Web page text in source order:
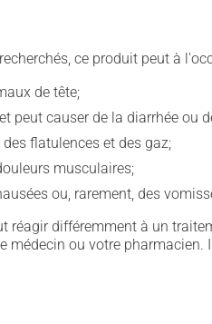
ce produit peut à
de tête;
peut causer de la diarrhée ou
flatulences et des gaz;
musculaires;
ou, rarement, des
réagir différemment à un
médecin ou votre